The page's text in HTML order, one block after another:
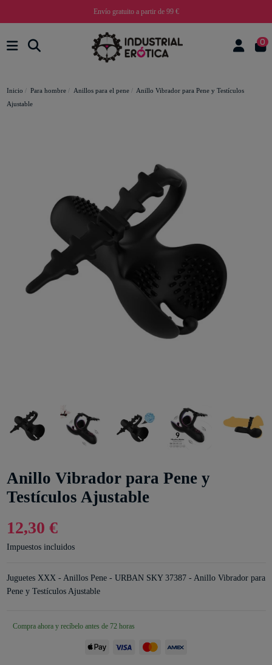
Envío gratuito a partir de 99 €
0
Inicio Para hombre Anillos para el pene
Anillo Vibrador para Pene y Testículos
Ajustable
Anillo Vibrador para Pene y
Testículos Ajustable
12,30 €
Impuestos incluidos
Juguetes XXX - Anillos Pene - URBAN SKY 37387 - Anillo Vibrador para
Pene y Testículos Ajustable
Compra ahora y recíbelo antes de 72 horas